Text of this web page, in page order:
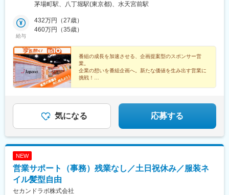
転勤の有無は選択可能です※受動喫煙対策：あり
茅場町駅、八丁堀駅(東京都)、水天宮前駅
給与
432万円（27歳）
460万円（35歳）
番組の成長を加速させる、企画提案型のスポンサー営
業。
企業の想いを番組企画へ。新たな価値を生み出す営業に
挑戦！
拡大を担う営業として活躍できます。
気になる 応募する
NEW
営業サポート（事務）残業なし／土日祝休み／服装ネ
イル髪型自由
セカンドラボ株式会社